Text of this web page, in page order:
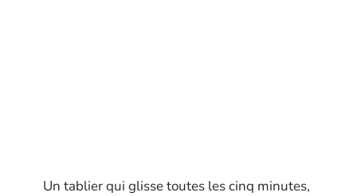
Un tablier qui glisse toutes les cinq minutes,